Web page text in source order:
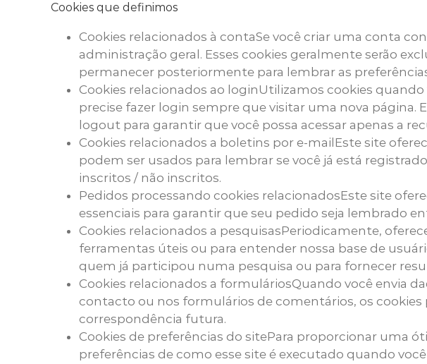
Cookies que definimos
Cookies relacionados à contaSe você criar uma conta
administração geral. Esses cookies geralmente serão
permanecer posteriormente para lembrar as
Cookies relacionados ao loginUtilizamos cookies
precise fazer login sempre que visitar uma nova
logout para garantir que você possa acessar apenas a
Cookies relacionados a boletins por e-mailEste site
podem ser usados ​​para lembrar se você já está
inscritos / não inscritos.
Pedidos processando cookies relacionadosEste site
essenciais para garantir que seu pedido seja lembrado
Cookies relacionados a pesquisasPeriodicamente,
ferramentas úteis ou para entender nossa base de
quem já participou numa pesquisa ou para fornecer
Cookies relacionados a formuláriosQuando você envia
contacto ou nos formulários de comentários, os
correspondência futura.
Cookies de preferências do sitePara proporcionar uma
preferências de como esse site é executado quando